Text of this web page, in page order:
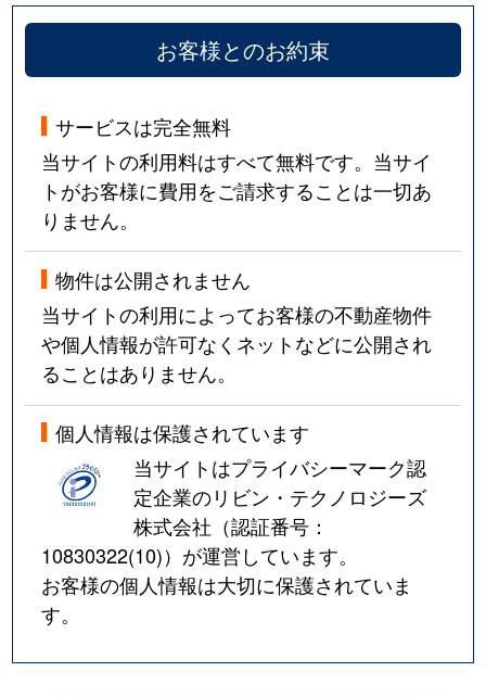
お客様とのお約束
サービスは完全無料
当サイトの利用料はすべて無料です。当サイ
トがお客様に費用をご請求することは一切あ
りません。
物件は公開されません
当サイトの利用によってお客様の不動産物件
や個人情報が許可なくネットなどに公開され
ることはありません。
個人情報は保護されています
当サイトはプライバシーマーク認
定企業のリビン・テクノロジーズ
株式会社（認証番号：
10830322(10)）が運営しています。
お客様の個人情報は大切に保護されていま
す。